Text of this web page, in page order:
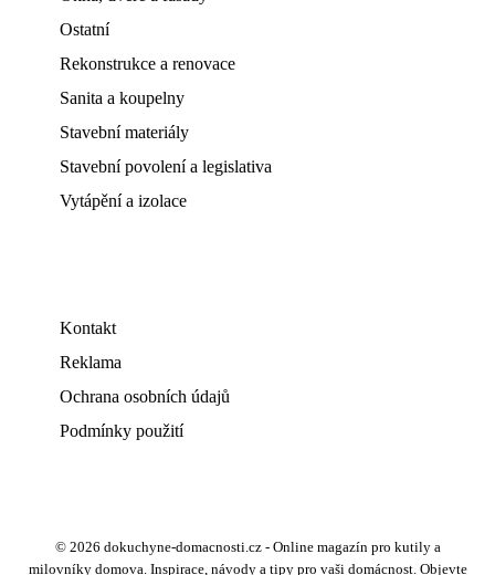
Ostatní
Rekonstrukce a renovace
Sanita a koupelny
Stavební materiály
Stavební povolení a legislativa
Vytápění a izolace
Kontakt
Reklama
Ochrana osobních údajů
Podmínky použití
© 2026 dokuchyne-domacnosti.cz - Online magazín pro kutily a
milovníky domova. Inspirace, návody a tipy pro vaši domácnost. Objevte